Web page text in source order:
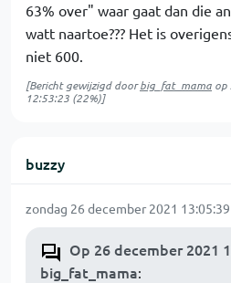
63% over" waar gaat dan die
watt naartoe??? Het is
niet 600.
[Bericht gewijzigd doorbig_fat_mama op
12:53:23 (22%)]
buzzy
zondag 26 december 2021 13:05:39
Op 26 december 2021
big_fat_mama: